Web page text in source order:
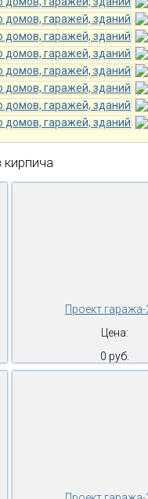
кирпича
Проект
Цена:
0 руб.